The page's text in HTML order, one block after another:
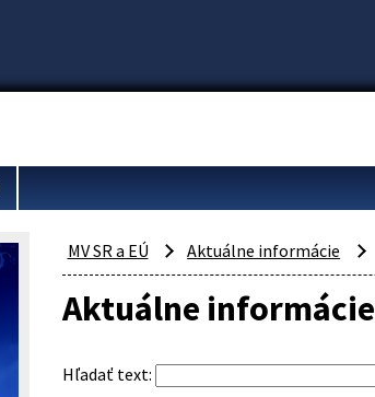
MV SR a EÚ Aktuálne informácie
Aktuálne informácie
Hľadať text: